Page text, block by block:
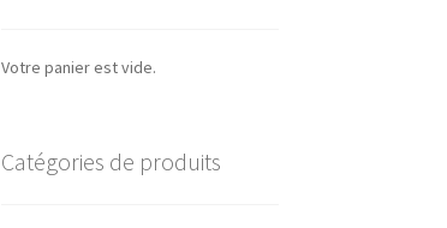
Votre panier est vide.
Catégories de produits